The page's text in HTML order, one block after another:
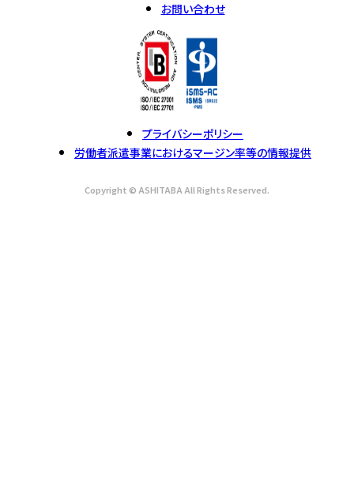
お問い合わせ
プライバシーポリシー
労働者派遣事業におけるマージン率等の情報提供
Copyright © ASHITABA All Rights Reserved.